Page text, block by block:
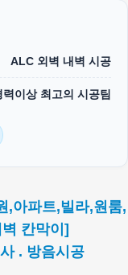
ALC 외벽 내벽 시공
이상 최고의 시공팀
,아파트,빌라,원룸,
칸막이]
. 방음시공